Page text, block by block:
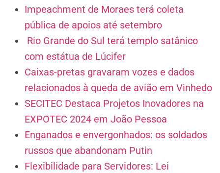
Impeachment de Moraes terá coleta
pública de apoios até setembro
Rio Grande do Sul terá templo satânico
com estátua de Lúcifer
Caixas-pretas gravaram vozes e dados
relacionados à queda de avião em Vinhedo
SECITEC Destaca Projetos Inovadores na
EXPOTEC 2024 em João Pessoa
Enganados e envergonhados: os soldados
russos que abandonam Putin
Flexibilidade para Servidores: Lei